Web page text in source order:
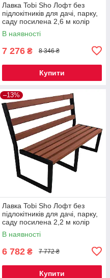
Лавка Tobi Sho Лофт без
підлокітників для дачі, парку,
саду посилена 2,6 м колір
махагоній
В наявності
7 276 ₴ 8 346 ₴
Купити
–13%
Лавка Tobi Sho Лофт без
підлокітників для дачі, парку,
саду посилена 2,2 м колір
черешня
В наявності
6 782 ₴ 7 772 ₴
Купити